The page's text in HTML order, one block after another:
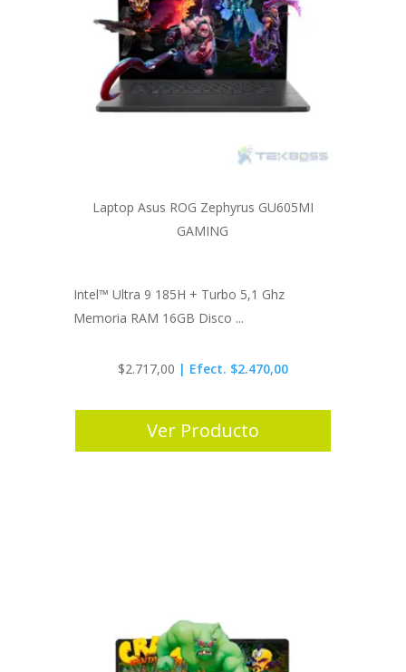
Laptop Asus ROG Zephyrus GU605MI
GAMING
Intel™ Ultra 9 185H + Turbo 5,1 Ghz
Memoria RAM 16GB Disco ...
$2.717,00 | Efect. $2.470,00
Ver Producto